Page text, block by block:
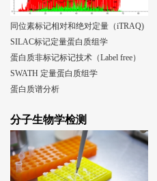
同位素标记相对和绝对定量（iTRAQ)
SILAC标记定量蛋白质组学
蛋白质非标记标记技术（Label free）
SWATH 定量蛋白质组学
蛋白质谱分析
分子生物学检测